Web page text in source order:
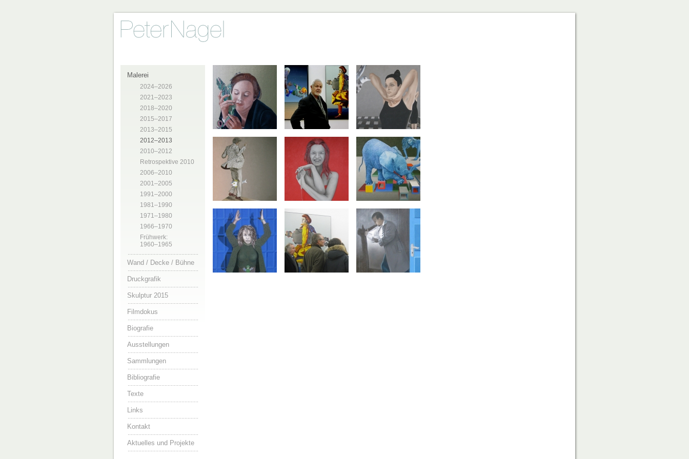
Malerei
2024–2026
2021–2023
2018–2020
2015–2017
2013–2015
2012–2013
2010–2012
Retrospektive 2010
2006–2010
2001–2005
1991–2000
1981–1990
1971–1980
1966–1970
Frühwerk:
1960–1965
Wand / Decke / Bühne
Druckgrafik
Skulptur 2015
Filmdokus
Biografie
Ausstellungen
Sammlungen
Bibliografie
Texte
Links
Kontakt
Aktuelles und Projekte